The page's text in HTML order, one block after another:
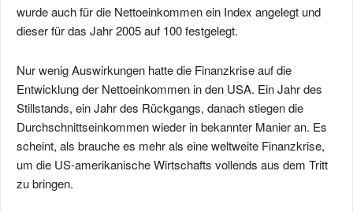
wurde auch für die Nettoeinkommen ein Index angelegt und
dieser für das Jahr 2005 auf 100 festgelegt.
Nur wenig Auswirkungen hatte die Finanzkrise auf die
Entwicklung der Nettoeinkommen in den USA. Ein Jahr des
Stillstands, ein Jahr des Rückgangs, danach stiegen die
Durchschnittseinkommen wieder in bekannter Manier an. Es
scheint, als brauche es mehr als eine weltweite Finanzkrise,
um die US-amerikanische Wirtschafts vollends aus dem Tritt
zu bringen.